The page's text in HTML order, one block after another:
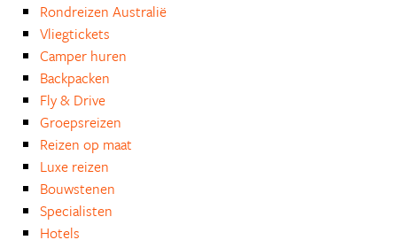
Rondreizen Australië
Vliegtickets
Camper huren
Backpacken
Fly & Drive
Groepsreizen
Reizen op maat
Luxe reizen
Bouwstenen
Specialisten
Hotels